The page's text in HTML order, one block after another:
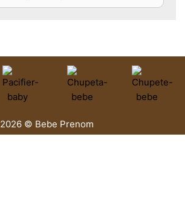
2026 © Bebe Prenom